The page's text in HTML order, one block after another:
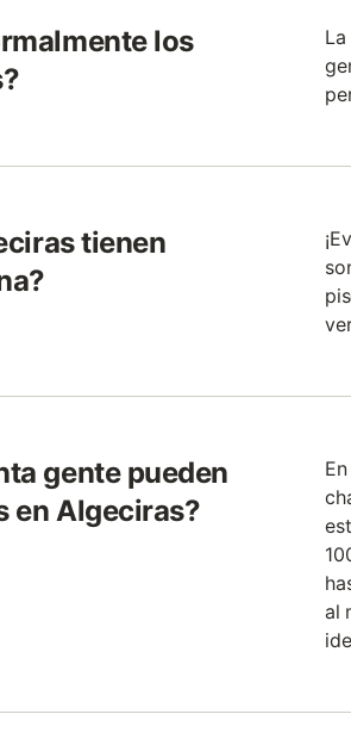
los
tienen
gente pueden
en Algeciras?
al